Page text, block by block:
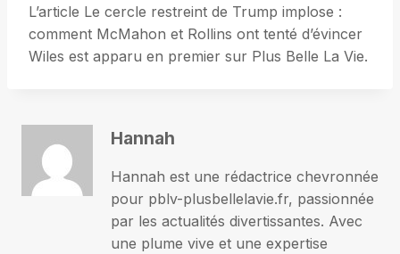
L’article Le cercle restreint de Trump implose :
comment McMahon et Rollins ont tenté d’évincer
Wiles est apparu en premier sur Plus Belle La Vie.
Hannah
Hannah est une rédactrice chevronnée
pour pblv-plusbellelavie.fr, passionnée
par les actualités divertissantes. Avec
une plume vive et une expertise